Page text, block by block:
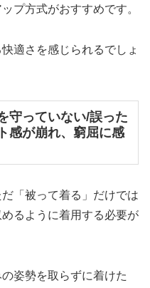
プ方式がおすすめです。
適さを感じられるでしょ
守っていない/誤った
感が崩れ、窮屈に感
「被って着る」だけでは
るように着用する必要が
姿勢を取らずに着けた